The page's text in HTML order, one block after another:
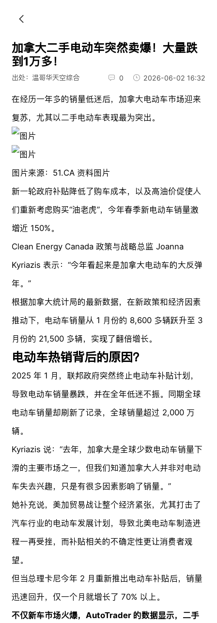
加拿大二手电动车突然卖爆！大量跌
到1万多！
出处：温哥华天空综合 0 2026-06-02 16:32
在经历一年多的销量低迷后，加拿大电动车市场迎来
复苏，尤其以二手电动车表现最为突出。
图片来源：51.CA 资料图片
新一轮政府补贴降低了购车成本，以及高油价促使人
们重新考虑购买“油老虎”，今年春季新电动车销量激
增近 150%。
Clean Energy Canada 政策与战略总监 Joanna
Kyriazis 表示：“今年看起来是加拿大电动车的大反弹
年。”
根据加拿大统计局的最新数据，在新政策和经济因素
推动下，电动车销量从 1 月份的 8,600 多辆跃升至 3
月份的 21,500 多辆，实现了翻倍增长。
电动车热销背后的原因？
2025 年 1 月，联邦政府突然终止电动车补贴计划，
导致电动车销量暴跌，并在全年低迷不振。同期全球
电动车销量却刷新了记录，全球销量超过 2,000 万
辆。
Kyriazis 说：“去年，加拿大是全球少数电动车销量下
滑的主要市场之一，但我们知道加拿大人并非对电动
车失去兴趣，只是有很多因素影响了销量。”
她补充说，美加贸易战让整个经济紧张，尤其打击了
汽车行业的电动车发展计划，导致北美电动车制造进
程一再受挫，而补贴相关的不确定性更让消费者观
望。
但当总理卡尼今年 2 月重新推出电动车补贴后，销量
迅速回升，仅一个月就增长了 70% 以上。
不仅新车市场火爆，AutoTrader 的数据显示，二手